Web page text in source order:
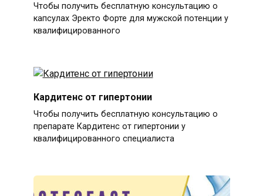
Чтобы получить бесплатную консультацию о
капсулах Эректо Форте для мужской потенции у
квалифицированного
Кардитенс от гипертонии
Чтобы получить бесплатную консультацию о
препарате Кардитенс от гипертонии у
квалифицированного специалиста